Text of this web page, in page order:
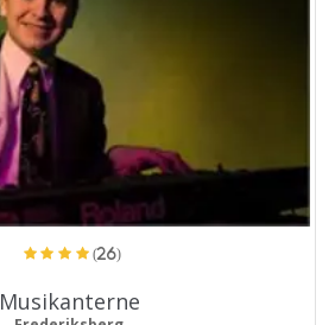
(26)
Musikanterne